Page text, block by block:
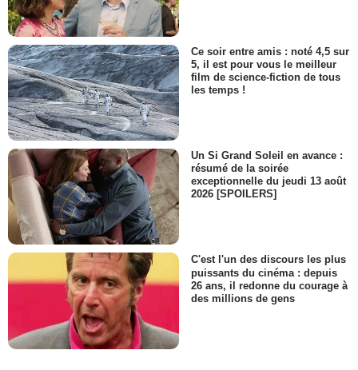
Ce soir entre amis : noté 4,5 sur
5, il est pour vous le meilleur
film de science-fiction de tous
les temps !
Un Si Grand Soleil en avance :
résumé de la soirée
exceptionnelle du jeudi 13 août
2026 [SPOILERS]
C'est l'un des discours les plus
puissants du cinéma : depuis
26 ans, il redonne du courage à
des millions de gens